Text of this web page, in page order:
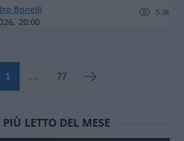
Bonelli
20:00
5.3k
1 … 77
LETTO DEL MESE